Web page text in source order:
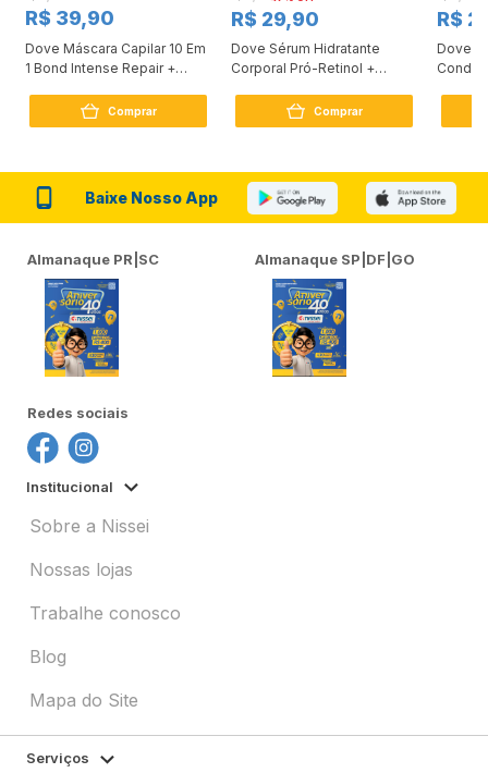
R$ 39,90
Dove Máscara Capilar 10 Em
1 Bond Intense Repair +
Comprar
R$ 29,90
Dove Sérum Hidratante
Corporal Pró-Retinol +
Comprar
R$
Dove
Baixe Nosso App
Almanaque PR|SC Almanaque SP|DF|GO
Redes sociais
Institucional
Sobre a Nissei
Nossas lojas
Trabalhe conosco
Blog
Mapa do Site
Serviços